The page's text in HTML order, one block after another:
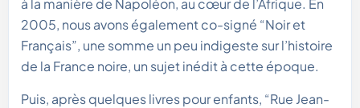
à la manière de Napoléon, au cœur de l’Afrique. En
2005, nous avons également co-signé “Noir et
Français”, une somme un peu indigeste sur l’histoire
de la France noire, un sujet inédit à cette époque.
Puis, après quelques livres pour enfants, “Rue Jean-